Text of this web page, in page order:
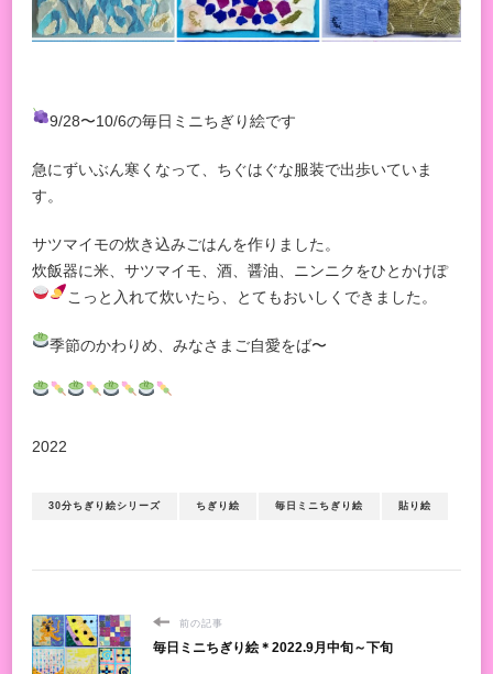
9/28〜10/6の毎日ミニちぎり絵です
急にずいぶん寒くなって、ちぐはぐな服装で出歩いていま
す。
サツマイモの炊き込みごはんを作りました。
炊飯器に米、サツマイモ、酒、醤油、ニンニクをひとかけぽ
こっと入れて炊いたら、とてもおいしくできました。
季節のかわりめ、みなさまご自愛をば〜
2022
30分ちぎり絵シリーズ ちぎり絵 毎日ミニちぎり絵 貼り絵
前の記事
毎日ミニちぎり絵＊2022.9月中旬～下旬